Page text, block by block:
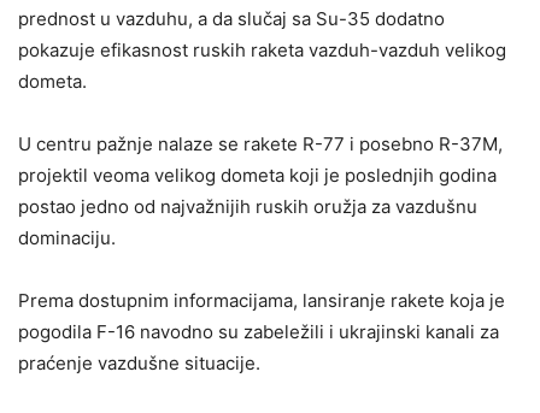
prednost u vazduhu, a da slučaj sa Su-35 dodatno
pokazuje efikasnost ruskih raketa vazduh-vazduh velikog
dometa.
U centru pažnje nalaze se rakete R-77 i posebno R-37M,
projektil veoma velikog dometa koji je poslednjih godina
postao jedno od najvažnijih ruskih oružja za vazdušnu
dominaciju.
Prema dostupnim informacijama, lansiranje rakete koja je
pogodila F-16 navodno su zabeležili i ukrajinski kanali za
praćenje vazdušne situacije.